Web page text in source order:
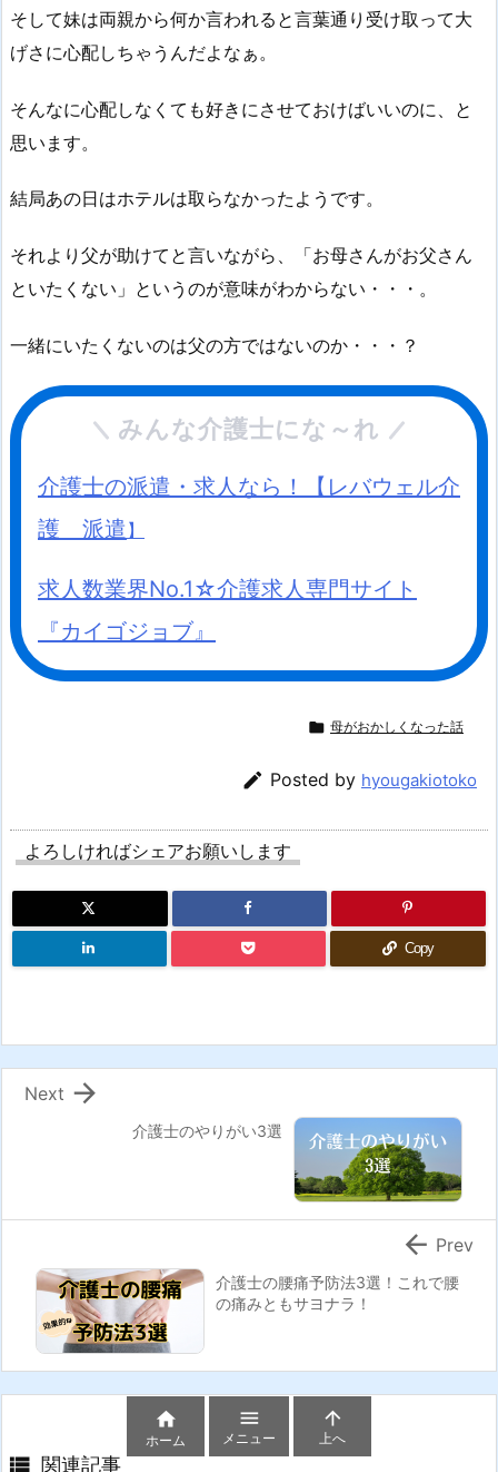
そして妹は両親から何か言われると言葉通り受け取って大
げさに心配しちゃうんだよなぁ。
そんなに心配しなくても好きにさせておけばいいのに、と
思います。
結局あの日はホテルは取らなかったようです。
それより父が助けてと言いながら、「お母さんがお父さん
といたくない」というのが意味がわからない・・・。
一緒にいたくないのは父の方ではないのか・・・？
みんな介護士にな～れ
介護士の派遣・求人なら！【レバウェル介
護 派遣 】
求人数業界No.1☆介護求人専門サイト
『カイゴジョブ』
 母がおかしくなった話
 Posted by hyougakiotoko
よろしければシェアお願いします
Copy
介護士のやりがい3選

Next
介護士の腰痛予防法3選！これで腰
の痛みともサヨナラ！
 Prev
 関連記事

ホーム

メニュー

上へ